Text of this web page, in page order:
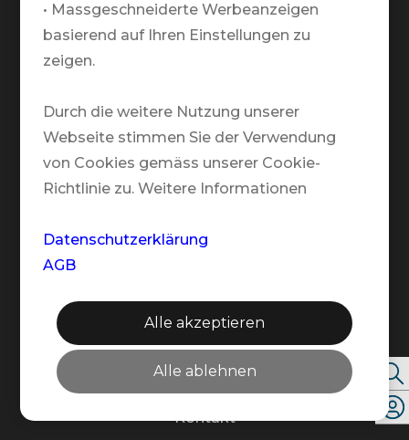
Telefonische Öffnungszeiten:
Montag bis Freitag:
Warum TRAVELZONE?
Team
Partner
Rund um Deine Reise
Newsletter
Kontakt
• Massgeschneiderte Werbeanzeigen
basierend auf Ihren Einstellungen zu
zeigen.
Durch die weitere Nutzung unserer
Webseite stimmen Sie der Verwendung
von Cookies gemäss unserer Cookie-
Richtlinie zu. Weitere Informationen
Datenschutzerklärung
AGB
Alle akzeptieren
Alle ablehnen